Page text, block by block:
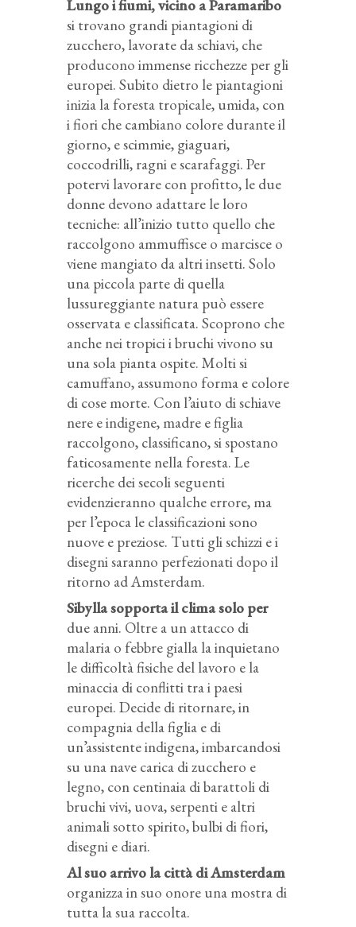
Lungo i fiumi, vicino a Paramaribo
si trovano grandi piantagioni di
zucchero, lavorate da schiavi, che
producono immense ricchezze per gli
europei. Subito dietro le piantagioni
inizia la foresta tropicale, umida, con
i fiori che cambiano colore durante il
giorno, e scimmie, giaguari,
coccodrilli, ragni e scarafaggi. Per
potervi lavorare con profitto, le due
donne devono adattare le loro
tecniche: all’inizio tutto quello che
raccolgono ammuffisce o marcisce o
viene mangiato da altri insetti. Solo
una piccola parte di quella
lussureggiante natura può essere
osservata e classificata. Scoprono che
anche nei tropici i bruchi vivono su
una sola pianta ospite. Molti si
camuffano, assumono forma e colore
di cose morte. Con l’aiuto di schiave
nere e indigene, madre e figlia
raccolgono, classificano, si spostano
faticosamente nella foresta. Le
ricerche dei secoli seguenti
evidenzieranno qualche errore, ma
per l’epoca le classificazioni sono
nuove e preziose. Tutti gli schizzi e i
disegni saranno perfezionati dopo il
ritorno ad Amsterdam.
Sibylla sopporta il clima solo per
due anni. Oltre a un attacco di
malaria o febbre gialla la inquietano
le difficoltà fisiche del lavoro e la
minaccia di conflitti tra i paesi
europei. Decide di ritornare, in
compagnia della figlia e di
un’assistente indigena, imbarcandosi
su una nave carica di zucchero e
legno, con centinaia di barattoli di
bruchi vivi, uova, serpenti e altri
animali sotto spirito, bulbi di fiori,
disegni e diari.
Al suo arrivo la città di Amsterdam
organizza in suo onore una mostra di
tutta la sua raccolta.